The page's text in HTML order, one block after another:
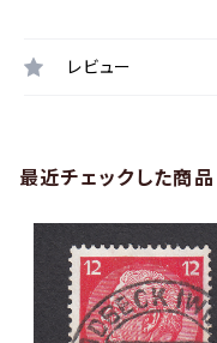
レビュー
最近チェックした商品